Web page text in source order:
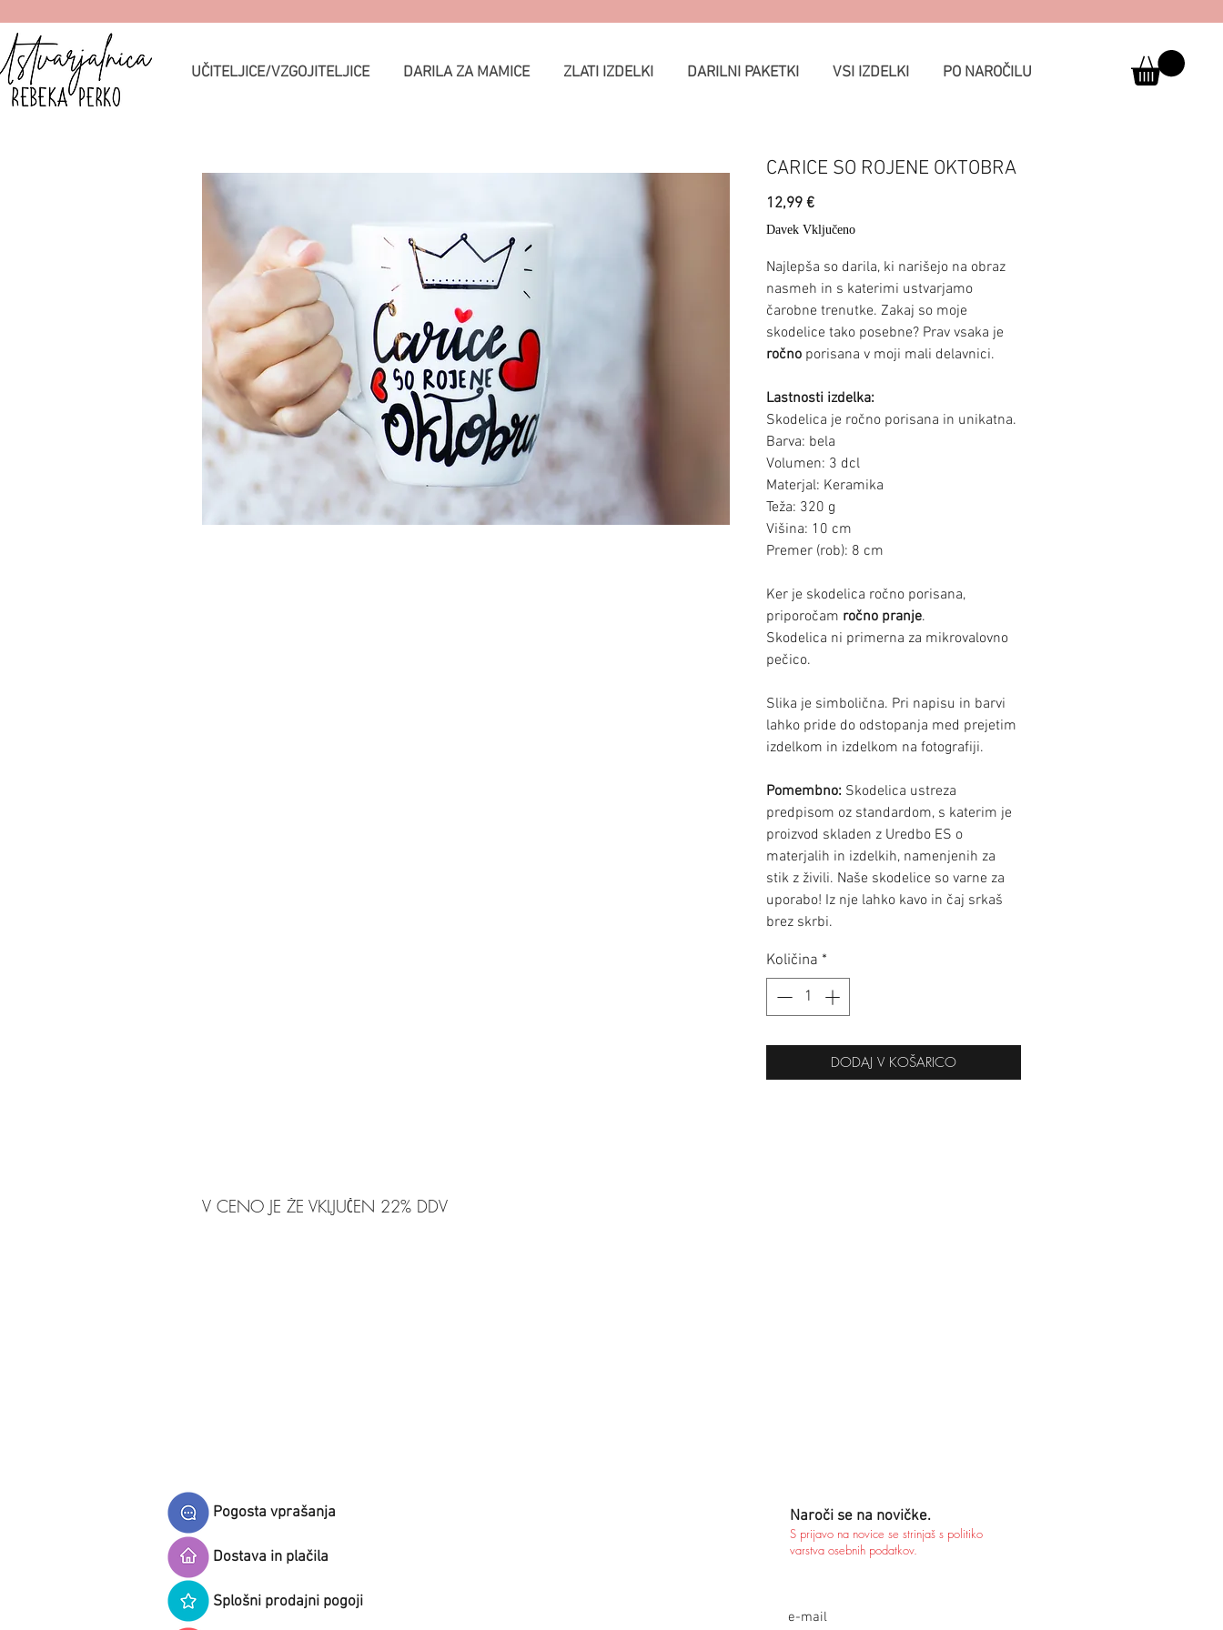
UČITELJICE/VZGOJITELJICE DARILA ZA MAMICE ZLATI IZDELKI DARILNI PAKETKI VSI IZDELKI PO NAROČILU
CARICE SO ROJENE OKTOBRA
12,99 €Price
Davek Vključeno
Najlepša so darila, ki narišejo na obraz
nasmeh in s katerimi ustvarjamo
čarobne trenutke. Zakaj so moje
skodelice tako posebne? Prav vsaka je
ročno porisana v moji mali delavnici.
Lastnosti izdelka:
Skodelica je ročno porisana in unikatna.
Barva: bela
Volumen: 3 dcl
Materjal: Keramika
Teža: 320 g
Višina: 10 cm
Premer (rob): 8 cm
Ker je skodelica ročno porisana,
priporočam ročno pranje.
Skodelica ni primerna za mikrovalovno
pečico.
Slika je simbolična. Pri napisu in barvi
lahko pride do odstopanja med prejetim
izdelkom in izdelkom na fotografiji.
Pomembno: Skodelica ustreza
predpisom oz standardom, s katerim je
proizvod skladen z Uredbo ES o
materjalih in izdelkih, namenjenih za
stik z živili. Naše skodelice so varne za
uporabo! Iz nje lahko kavo in čaj srkaš
brez skrbi.
Količina *
DODAJ V KOŠARICO
V CENO JE ŽE VKLJUČEN 22% DDV
Pogosta vprašanja
Dostava in plačila
Splošni prodajni pogoji
Naroči se na novičke.
S prijavo na novice se strinjaš s politiko
varstva osebnih podatkov.